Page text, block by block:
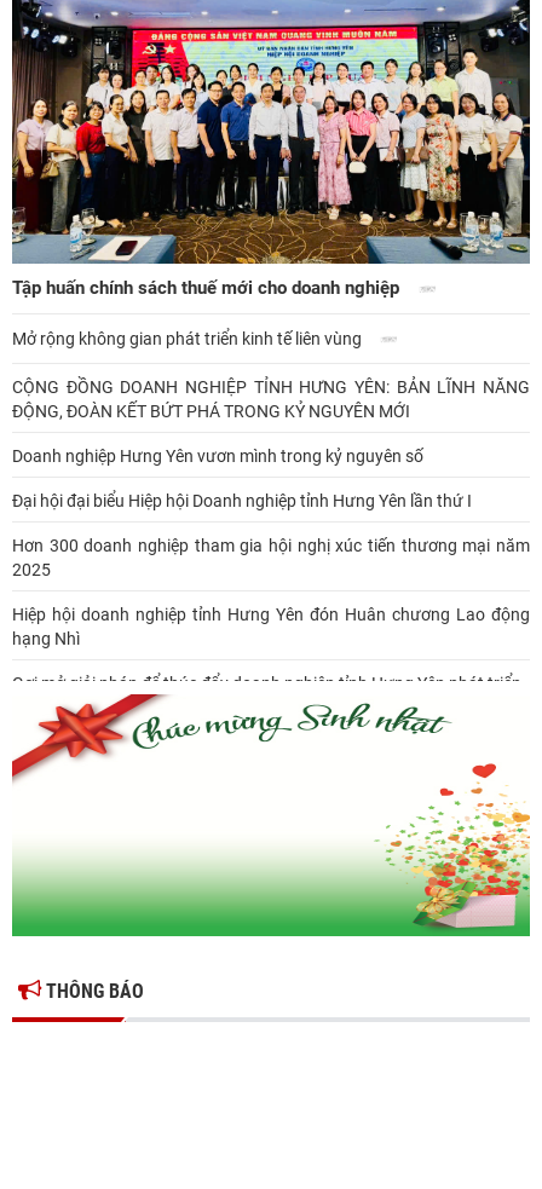
Tập huấn chính sách thuế mới cho doanh nghiệp
Mở rộng không gian phát triển kinh tế liên vùng
CỘNG ĐỒNG DOANH NGHIỆP TỈNH HƯNG YÊN: BẢN LĨNH NĂNG
ĐỘNG, ĐOÀN KẾT BỨT PHÁ TRONG KỶ NGUYÊN MỚI
Doanh nghiệp Hưng Yên vươn mình trong kỷ nguyên số
Đại hội đại biểu Hiệp hội Doanh nghiệp tỉnh Hưng Yên lần thứ I
Hơn 300 doanh nghiệp tham gia hội nghị xúc tiến thương mại năm
2025
Hiệp hội doanh nghiệp tỉnh Hưng Yên đón Huân chương Lao động
hạng Nhì
Gợi mở giải pháp để thúc đẩy doanh nghiệp tỉnh Hưng Yên phát triển
Ông Đỗ Văn Vẻ là Chủ tịch Hiệp hội Doanh nghiệp tỉnh Hưng Yên
Hiệp hội doanh nghiệp tỉnh Hưng Yên: Cập nhật chính sách thuế mới
THÔNG BÁO